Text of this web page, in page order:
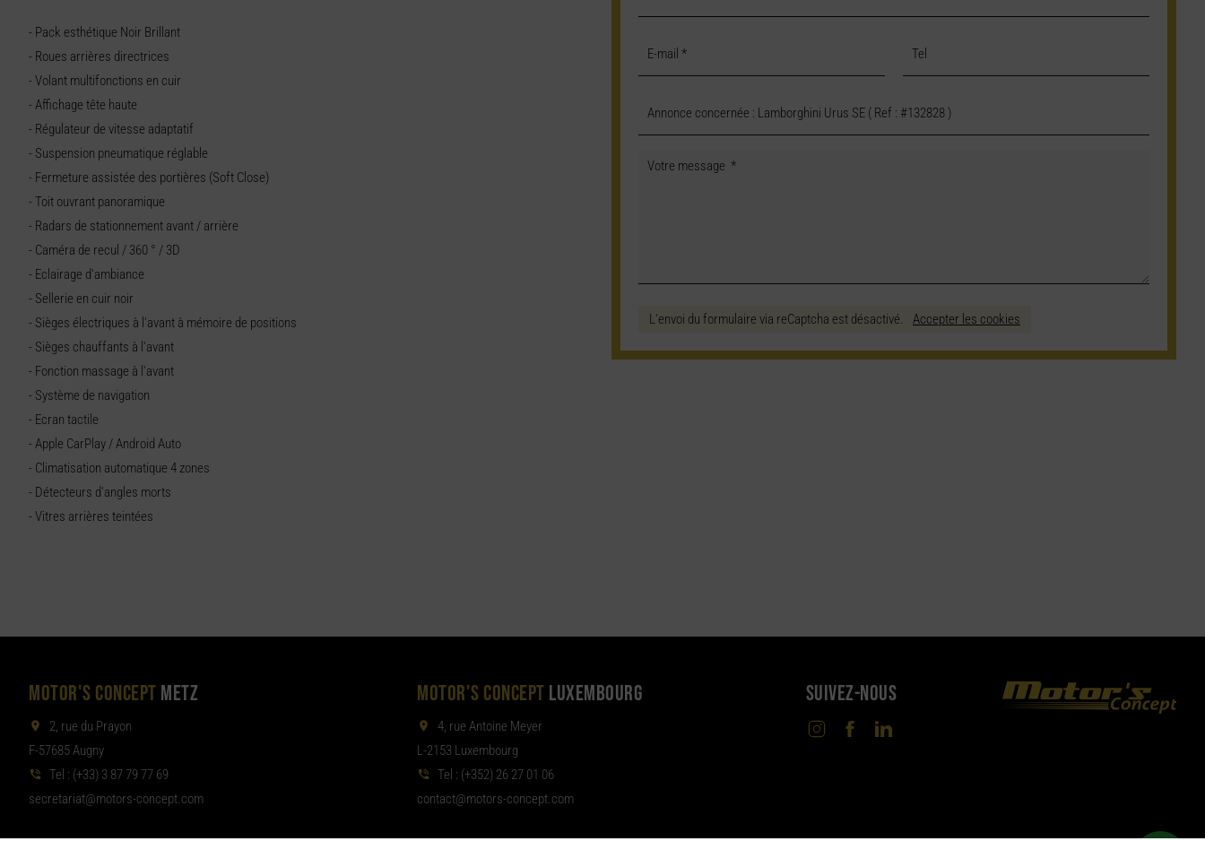
- Pack esthétique Noir Brillant
- Roues arrières directrices
- Volant multifonctions en cuir
- Affichage tête haute
- Régulateur de vitesse adaptatif
- Suspension pneumatique réglable
- Fermeture assistée des portières (Soft Close)
- Toit ouvrant panoramique
- Radars de stationnement avant / arrière
- Caméra de recul / 360 ° / 3D
- Eclairage d'ambiance
- Sellerie en cuir noir
- Sièges électriques à l'avant à mémoire de positions
- Sièges chauffants à l'avant
- Fonction massage à l'avant
- Système de navigation
- Ecran tactile
- Apple CarPlay / Android Auto
- Climatisation automatique 4 zones
- Détecteurs d'angles morts
- Vitres arrières teintées
L'envoi du formulaire via reCaptcha est désactivé. Accepter les cookies
MOTOR'S CONCEPT METZ
2, rue du Prayon
F-57685 Augny
Tel : (+33) 3 87 79 77 69
moc.tpecnoc-sro
tom@tair
aterces
MOTOR'S CONCEPT LUXEMBOURG
4, rue Antoine Meyer
L-2153 Luxembourg
Tel : (+352) 26 27 01 06
moc.tpecnoc-sro
tom@tcat
noc
SUIVEZ-NOUS